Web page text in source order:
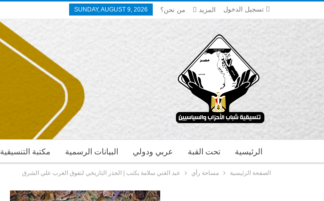
تسجيل الدخول SUNDAY, AUGUST 9, 2026 من نحن؟ المزيد
مكتبة التنسيقية البيانات الرسمية عربي ودولي تحت القبة الرئيسية
الصفحة الرئيسية مساحة رأي عبد الغني سلامة يكتب | الجذر التاريخي لتفوق الغرب علي الشرق